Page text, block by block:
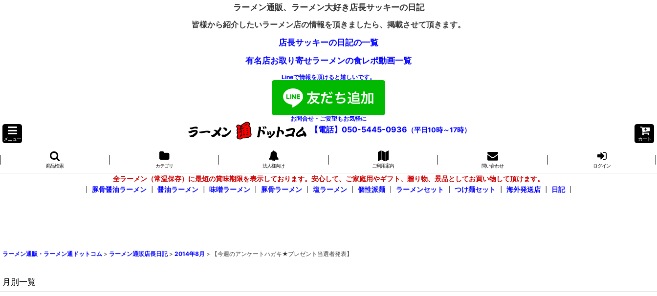
ラーメン通販、ラーメン大好き店長サッキーの日記
皆様から紹介したいラーメン店の情報を頂きましたら、掲載させて頂きます。
店長サッキーの日記の一覧
有名店お取り寄せラーメンの食レポ動画一覧
Lineで情報を頂けると嬉しいです。
お問合せ・ご要望もお気軽に
メニュー
【電話】050-5445-0936 （平日10時～17時）
カート
商品検索 カテゴリ 法人様向け ご利用案内 問い合わせ ログイン
全ラーメン（常温保存）に最短の賞味期限を表示しております。安心して、ご家庭用やギフト、贈り物、景品としてお買い物して頂けます。
豚骨醤油ラーメン 醤油ラーメン 味噌ラーメン 豚骨ラーメン 塩ラーメン 個性派麺 ラーメンセット つけ麺セット 海外発送店 日記┃
ラーメン通販・ラーメン通ドットコム > ラーメン通販店長日記 > 2014年8月 > 【今週のアンケートハガキ★プレゼント当選者発表】
月別一覧